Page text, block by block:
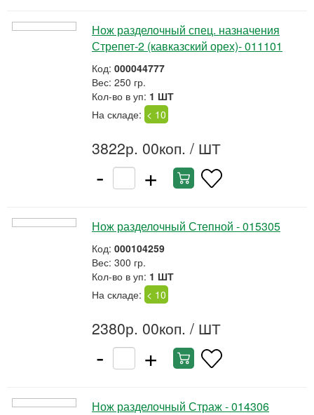
Нож разделочный спец. назначения
Стрепет-2 (кавказский орех)- 011101
Код: 000044777
Вес: 250 гр.
Кол-во в уп: 1 ШТ
На складе: < 10
3822р. 00коп. / ШТ
- +
Нож разделочный Степной - 015305
Код: 000104259
Вес: 300 гр.
Кол-во в уп: 1 ШТ
На складе: < 10
2380р. 00коп. / ШТ
- +
Нож разделочный Страж - 014306